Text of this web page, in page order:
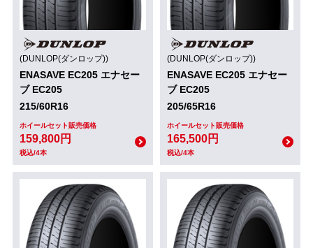
(DUNLOP(ダンロップ))
ENASAVE EC205 エナセー
ブ EC205
215/60R16
ホイールセット販売価格
159,800円
税込/4本
(DUNLOP(ダンロップ))
ENASAVE EC205 エナセー
ブ EC205
205/65R16
ホイールセット販売価格
165,500円
税込/4本